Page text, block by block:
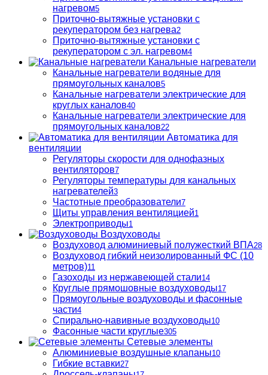
нагревом5
Приточно-вытяжные установки с
рекуператором без нагрева2
Приточно-вытяжные установки с
рекуператором с эл. нагревом4
Канальные нагреватели
Канальные нагреватели водяные для
прямоугольных каналов5
Канальные нагреватели электрические для
круглых каналов40
Канальные нагреватели электрические для
прямоугольных каналов22
Автоматика для
вентиляции
Регуляторы скорости для однофазных
вентиляторов7
Регуляторы температуры для канальных
нагревателей3
Частотные преобразователи7
Щиты управления вентиляцией1
Электроприводы1
Воздуховоды
Воздуховод алюминиевый полужесткий ВПА28
Воздуховод гибкий неизолированный ФС (10
метров)11
Газоходы из нержавеющей стали14
Круглые прямошовные воздуховоды17
Прямоугольные воздуховоды и фасонные
части4
Спирально-навивные воздуховоды10
Фасонные части круглые305
Сетевые элементы
Алюминиевые воздушные клапаны10
Гибкие вставки27